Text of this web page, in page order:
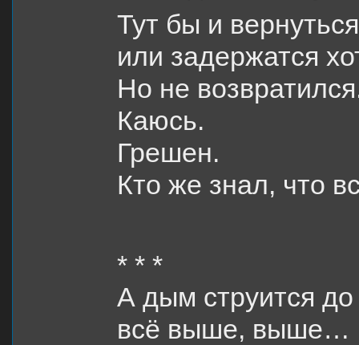
Тут бы и
или задержатся
Но не
Каюсь.
Грешен.
Кто же знал, что
* * *
А дым струится
всё выше, выше…